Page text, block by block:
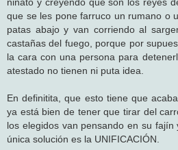
que se les pone farruco un rumano o
patas abajo y van corriendo al
castañas del fuego, porque por
la cara con una persona para
atestado no tienen ni puta idea.
En definitita, que esto tiene que
ya está bien de tener que tirar del
los elegidos van pensando en su
única solución es la UNIFICACIÓN.